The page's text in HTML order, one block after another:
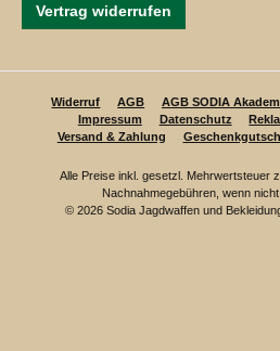
Vertrag widerrufen
Widerruf AGB AGB SODIA
Impressum
Datenschutz
Versand & Zahlung
Alle Preise inkl. gesetzl. Mehrwertsteuer
Nachnahmegebühren, wenn
© 2026 Sodia Jagdwaffen und